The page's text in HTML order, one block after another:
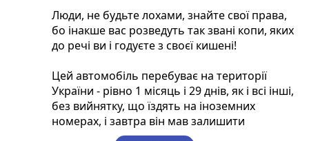
Люди, не будьте лохами, знайте свої права,
бо інакше вас розведуть так звані копи, яких
до речі ви і годуєте з своєї кишені!
Цей автомобіль перебуває на території
України - рівно 1 місяць і 29 днів, як і всі інші,
без вийнятку, що їздять на іноземних
номерах, і завтра він мав залишити
"територію" іноземцем для перезаїзду!